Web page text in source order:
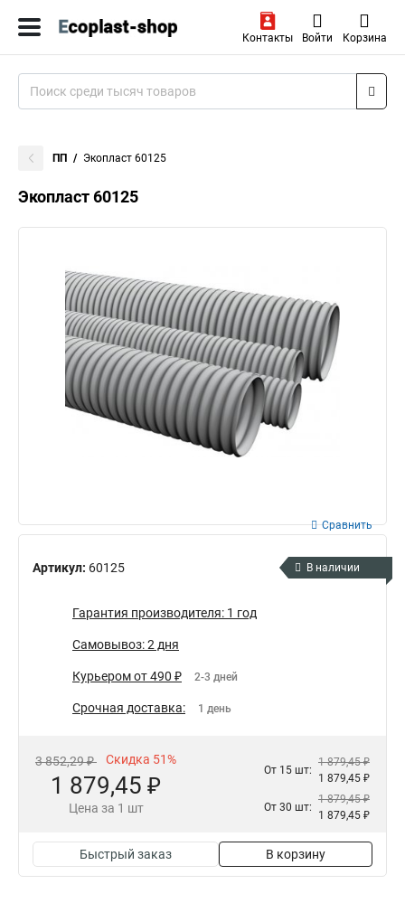
Контакты Войти Корзина
ПП Экопласт 60125
Экопласт 60125
Артикул: 60125
Сравнить
В наличии
Гарантия производителя: 1 год
Самовывоз: 2 дня
Курьером от 490 ₽ 2-3 дней
Срочная доставка: 1 день
3 852,29 ₽ Скидка 51%
1 879,45 ₽
Цена за 1 шт
От 15 шт:
1 879,45 ₽
1 879,45 ₽
От 30 шт:
1 879,45 ₽
1 879,45 ₽
Быстрый заказ В корзину